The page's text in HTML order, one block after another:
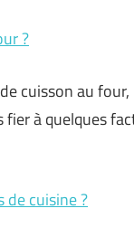
?
cuisson au
à quelques
de cuisine ?